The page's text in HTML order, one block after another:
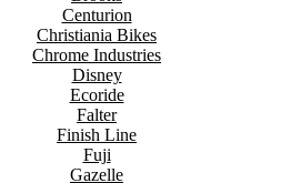
Centurion
Christiania Bikes
Chrome Industries
Disney
Ecoride
Falter
Finish Line
Fuji
Gazelle